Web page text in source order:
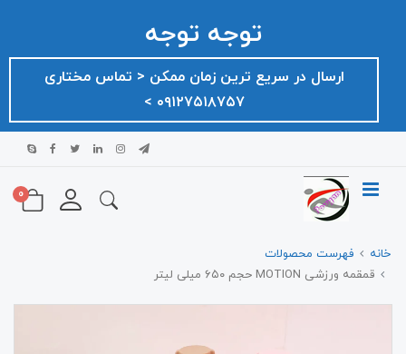
توجه توجه
ارسال در سریع ترین زمان ممکن ‌< تماس مختاری
۰۹۱۲۷۵۱۸۷۵۷ >
0
خانه
فهرست محصولات
قمقمه ورزشی MOTION حجم ۶۵۰ میلی لیتر